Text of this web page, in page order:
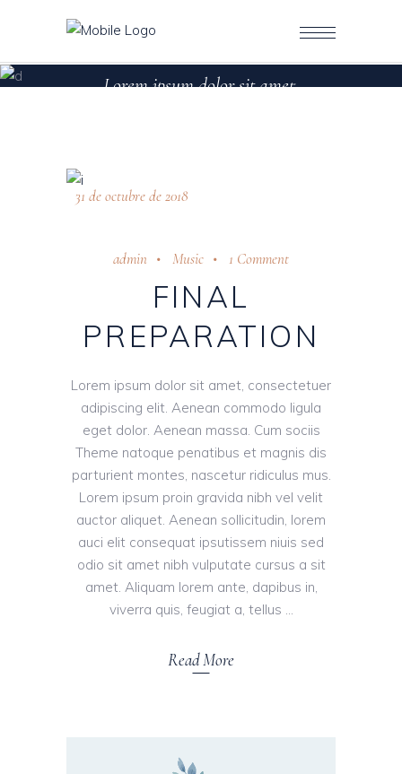
NO SIDEBAR
Lorem ipsum dolor sit amet,
31 de octubre de 2018
admin Music 1 Comment
FINAL
PREPARATION
Lorem ipsum dolor sit amet, consectetuer
adipiscing elit. Aenean commodo ligula
eget dolor. Aenean massa. Cum sociis
Theme natoque penatibus et magnis dis
parturient montes, nascetur ridiculus mus.
Lorem ipsum proin gravida nibh vel velit
auctor aliquet. Aenean sollicitudin, lorem
auci elit consequat ipsutissem niuis sed
odio sit amet nibh vulputate cursus a sit
amet. Aliquam lorem ante, dapibus in,
viverra quis, feugiat a, tellus
Read More